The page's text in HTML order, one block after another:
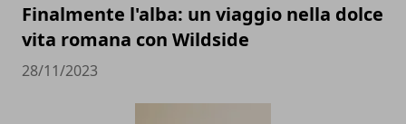
Finalmente l'alba: un viaggio nella dolce
vita romana con Wildside
28/11/2023